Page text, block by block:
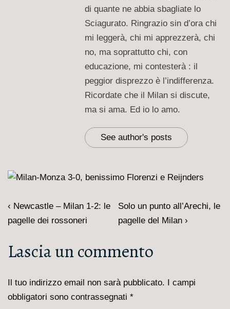
di quante ne abbia sbagliate lo
Sciagurato. Ringrazio sin d’ora chi
mi leggerà, chi mi apprezzerà, chi
no, ma soprattutto chi, con
educazione, mi contesterà : il
peggior disprezzo è l’indifferenza.
Ricordate che il Milan si discute,
ma si ama. Ed io lo amo.
See author's posts
Navigazione
articoli
L'articolo
precedente
‹ Newcastle – Milan 1-2: le
pagelle dei rossoneri
Il
prossimo
è
Solo un punto all’Arechi, le
pagelle del Milan ›
Lascia un commento
Il tuo indirizzo email non sarà pubblicato. I campi
obbligatori sono contrassegnati *